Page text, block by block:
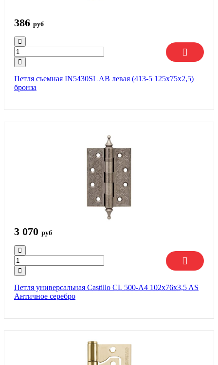
386 руб
Петля съемная IN5430SL AB левая (413-5 125x75x2,5)
бронза
3 070 руб
Петля универсальная Castillo CL 500-A4 102x76x3,5 AS
Античное серебро